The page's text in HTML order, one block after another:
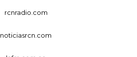
rcnradio.com
noticiasrcn.com